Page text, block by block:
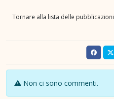
Tornare alla lista delle pubblicazioni
Non ci sono commenti.